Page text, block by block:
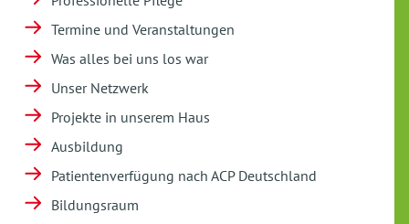
Termine und Veranstaltungen
Was alles bei uns los war
Unser Netzwerk
Projekte in unserem Haus
Ausbildung
Patientenverfügung nach ACP Deutschland
Bildungsraum